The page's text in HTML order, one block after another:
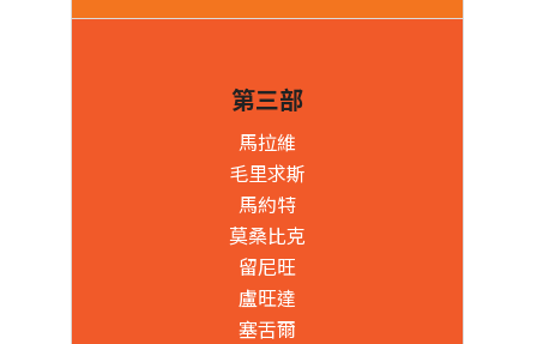
第三部
馬拉維
毛里求斯
馬約特
莫桑比克
留尼旺
盧旺達
塞舌爾